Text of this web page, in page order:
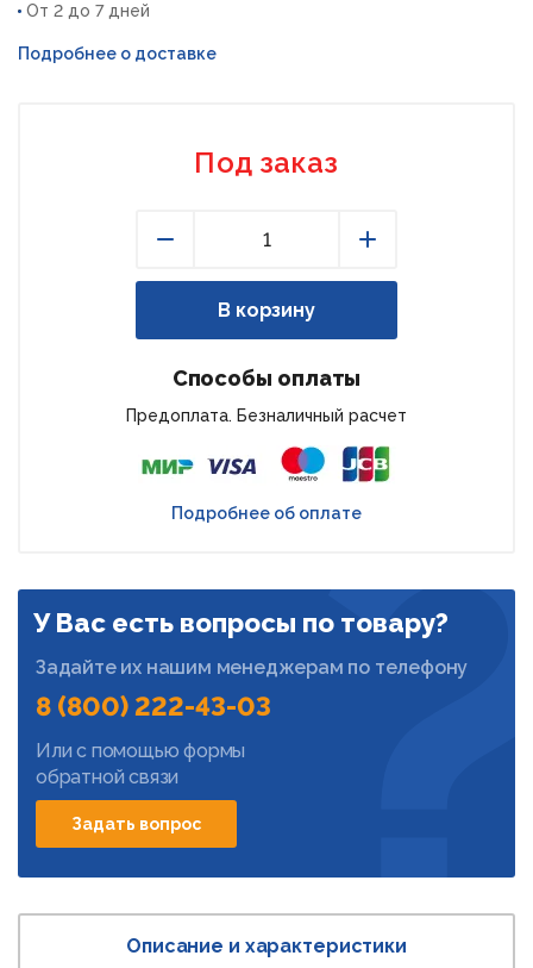
От 2 до 7 дней
Подробнее о доставке
Под заказ
В корзину
Способы оплаты
Предоплата. Безналичный расчет
Подробнее об оплате
У Вас есть вопросы по товару?
Задайте их нашим менеджерам по телефону
8 (800) 222-43-03
Или с помощью формы
обратной связи
Задать вопрос
Описание и характеристики